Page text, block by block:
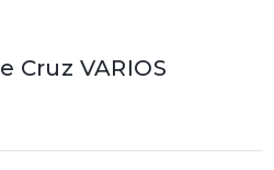
Cruz VARIOS